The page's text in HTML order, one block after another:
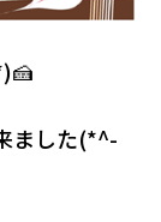
ました(*^-